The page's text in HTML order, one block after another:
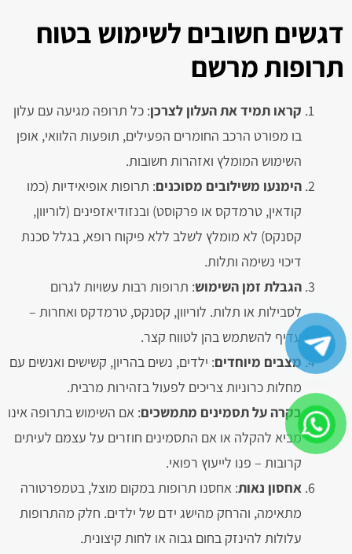
דגשים חשובים לשימוש בטוח
תרופות מרשם
קראו תמיד את העלון לצרכן: כל תרופה מגיעה עם עלון
בו מפורט הרכב החומרים הפעילים, תופעות הלוואי, אופן
השימוש המומלץ ואזהרות חשובות.
הימנעו משילובים מסוכנים: תרופות אופיאידיות (כמו
קודאין, טרמדקס או פרקוסט) ובנזודיאזפינים (לוריוון,
קסנקס) לא מומלץ לשלב ללא פיקוח רופא, בגלל סכנת
דיכוי נשימה ותלות.
הגבלת זמן השימוש: תרופות רבות עשויות לגרום
לסבילות או תלות. לוריוון, קסנקס, טרמדקס ואחרות –
עדיף להשתמש בהן לטווח קצר.
מצבים מיוחדים: ילדים, נשים בהריון, קשישים ואנשים עם
מחלות כרוניות צריכים לפעול בזהירות מרבית.
בקרה על תסמינים מתמשכים: אם השימוש בתרופה אינו
מביא להקלה או אם התסמינים חוזרים על עצמם לעיתים
קרובות – פנו לייעוץ רפואי.
אחסון נאות: אחסנו תרופות במקום מוצל, בטמפרטורה
מתאימה, והרחק מהישג ידם של ילדים. חלק מהתרופות
עלולות להינזק בחום גבוה או לחות קיצונית.